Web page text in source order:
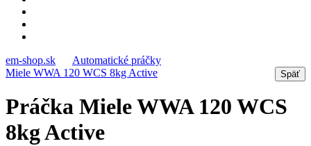
em-shop.sk
Automatické práčky
Miele WWA 120 WCS 8kg Active
Práčka Miele WWA 120 WCS
8kg Active